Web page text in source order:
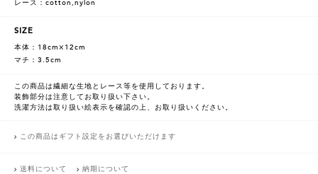
レース：cotton,nylon
SIZE
本体：18cm×12cm
マチ：3.5cm
この商品は繊細な生地とレース等を使用しております。
装飾部分は注意してお取り扱い下さい。
洗濯方法は取り扱い絵表示を確認の上、お取り扱いください。
この商品はギフト設定をお選びいただけます
送料について 納期について